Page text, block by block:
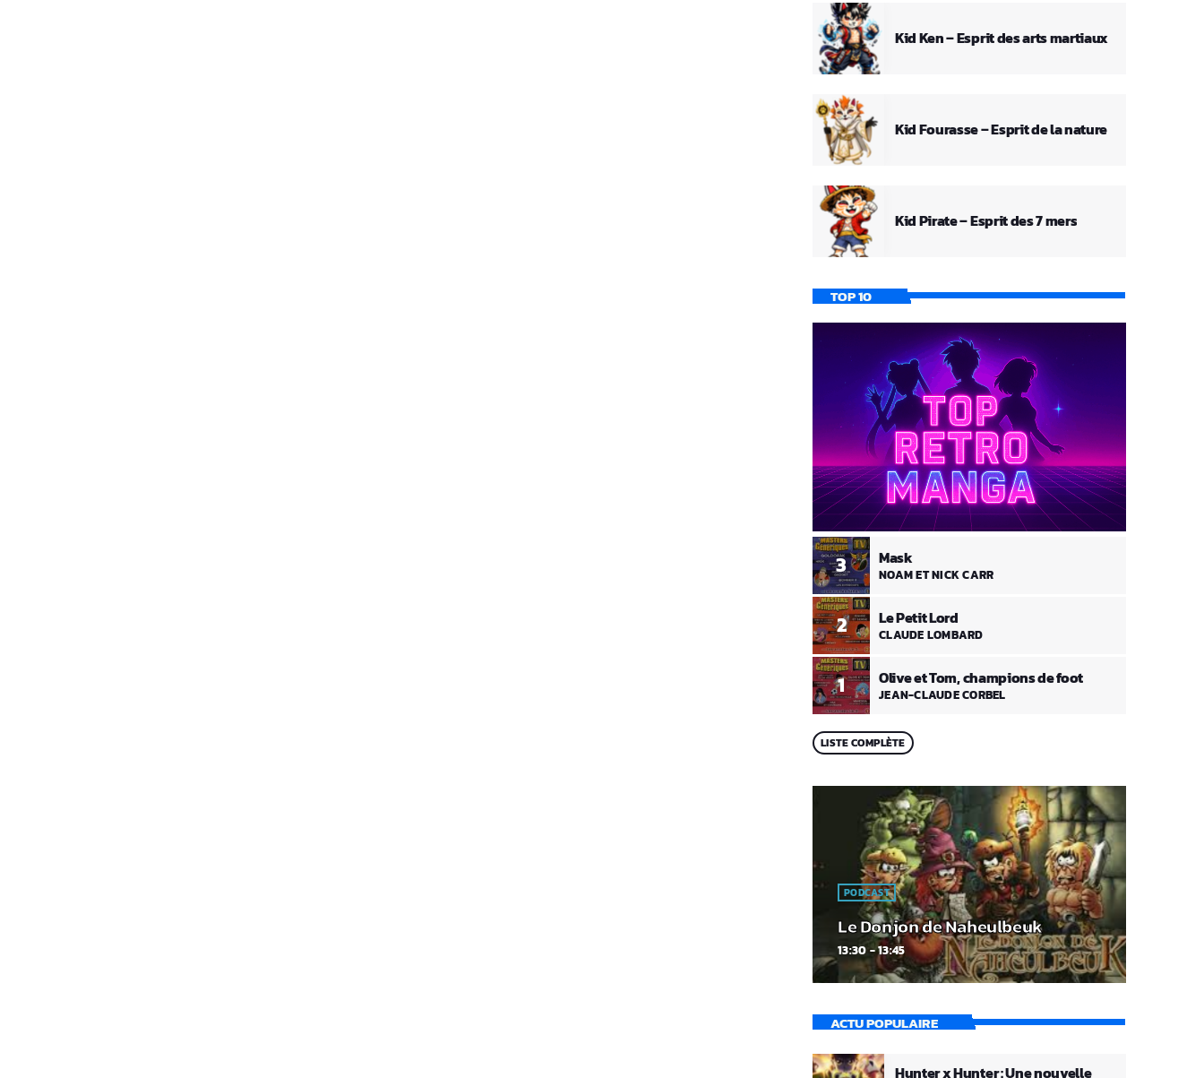
Kid Ken – Esprit des arts martiaux
Kid Fourasse – Esprit de la nature
Kid Pirate – Esprit des 7 mers
TOP 10
1 Olive et Tom, champions de foot
JEAN-CLAUDE CORBEL
2 Le Petit Lord
CLAUDE LOMBARD
3 Mask
NOAM ET NICK CARR
LISTE COMPLÈTE
PODCAST
Le Donjon de Naheulbeuk
13:30 - 13:45
ACTU POPULAIRE
Hunter x Hunter : Une nouvelle